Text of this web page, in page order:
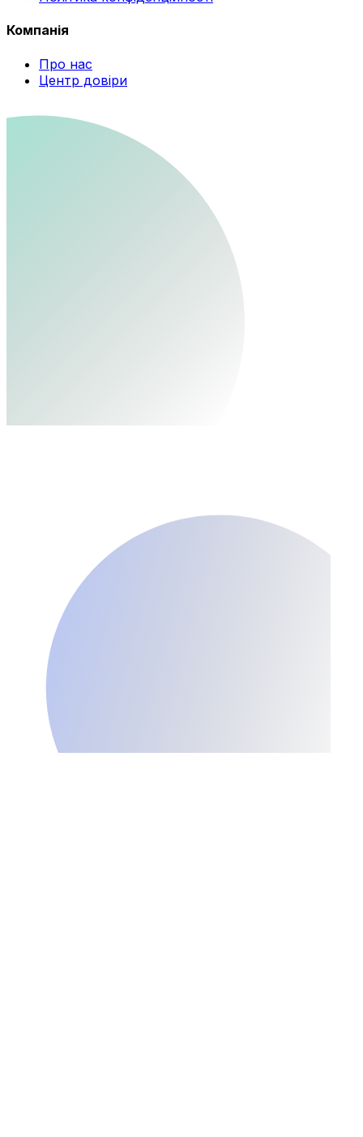
Компанія
Про нас
Центр довіри